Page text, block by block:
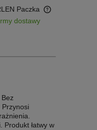
Paczka
dostawy
łatwy w